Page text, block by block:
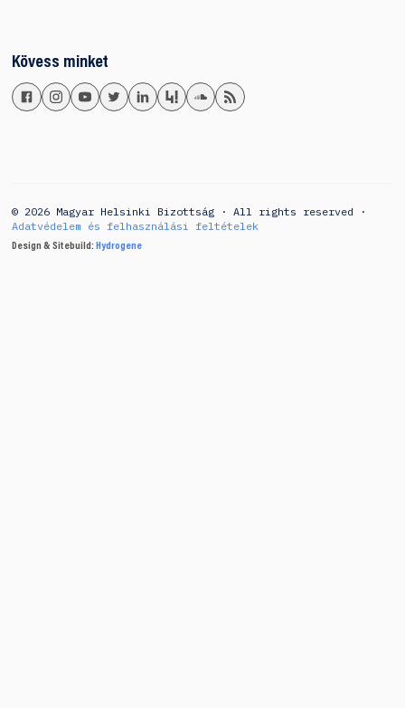
Kövess minket
© 2026 Magyar Helsinki Bizottság · All rights reserved ·
Adatvédelem és felhasználási feltételek
Design & Sitebuild: Hydrogene